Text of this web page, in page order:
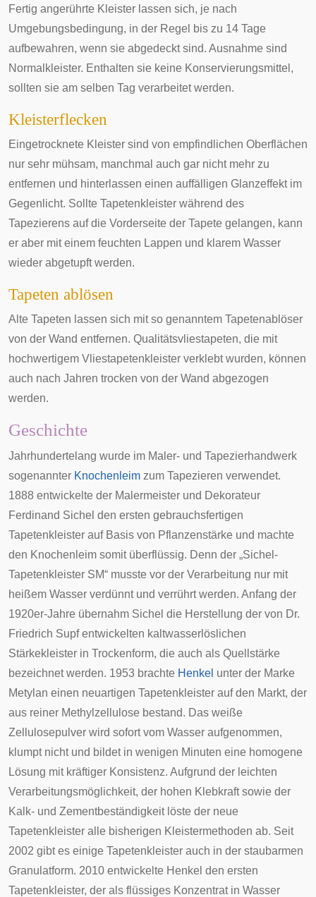
Fertig angerührte Kleister lassen sich, je nach
Umgebungsbedingung, in der Regel bis zu 14 Tage
aufbewahren, wenn sie abgedeckt sind. Ausnahme sind
Normalkleister. Enthalten sie keine Konservierungsmittel,
sollten sie am selben Tag verarbeitet werden.
Kleisterflecken
Eingetrocknete Kleister sind von empfindlichen Oberflächen
nur sehr mühsam, manchmal auch gar nicht mehr zu
entfernen und hinterlassen einen auffälligen Glanzeffekt im
Gegenlicht. Sollte Tapetenkleister während des
Tapezierens auf die Vorderseite der Tapete gelangen, kann
er aber mit einem feuchten Lappen und klarem Wasser
wieder abgetupft werden.
Tapeten ablösen
Alte Tapeten lassen sich mit so genanntem Tapetenablöser
von der Wand entfernen. Qualitätsvliestapeten, die mit
hochwertigem Vliestapetenkleister verklebt wurden, können
auch nach Jahren trocken von der Wand abgezogen
werden.
Geschichte
Jahrhundertelang wurde im Maler- und Tapezierhandwerk
sogenannter Knochenleim zum Tapezieren verwendet.
1888 entwickelte der Malermeister und Dekorateur
Ferdinand Sichel den ersten gebrauchsfertigen
Tapetenkleister auf Basis von Pflanzenstärke und machte
den Knochenleim somit überflüssig. Denn der „Sichel-
Tapetenkleister SM“ musste vor der Verarbeitung nur mit
heißem Wasser verdünnt und verrührt werden. Anfang der
1920er-Jahre übernahm Sichel die Herstellung der von Dr.
Friedrich Supf entwickelten kaltwasserlöslichen
Stärkekleister in Trockenform, die auch als Quellstärke
bezeichnet werden. 1953 brachte Henkel unter der Marke
Metylan einen neuartigen Tapetenkleister auf den Markt, der
aus reiner Methylzellulose bestand. Das weiße
Zellulosepulver wird sofort vom Wasser aufgenommen,
klumpt nicht und bildet in wenigen Minuten eine homogene
Lösung mit kräftiger Konsistenz. Aufgrund der leichten
Verarbeitungsmöglichkeit, der hohen Klebkraft sowie der
Kalk- und Zementbeständigkeit löste der neue
Tapetenkleister alle bisherigen Kleistermethoden ab. Seit
2002 gibt es einige Tapetenkleister auch in der staubarmen
Granulatform. 2010 entwickelte Henkel den ersten
Tapetenkleister, der als flüssiges Konzentrat in Wasser